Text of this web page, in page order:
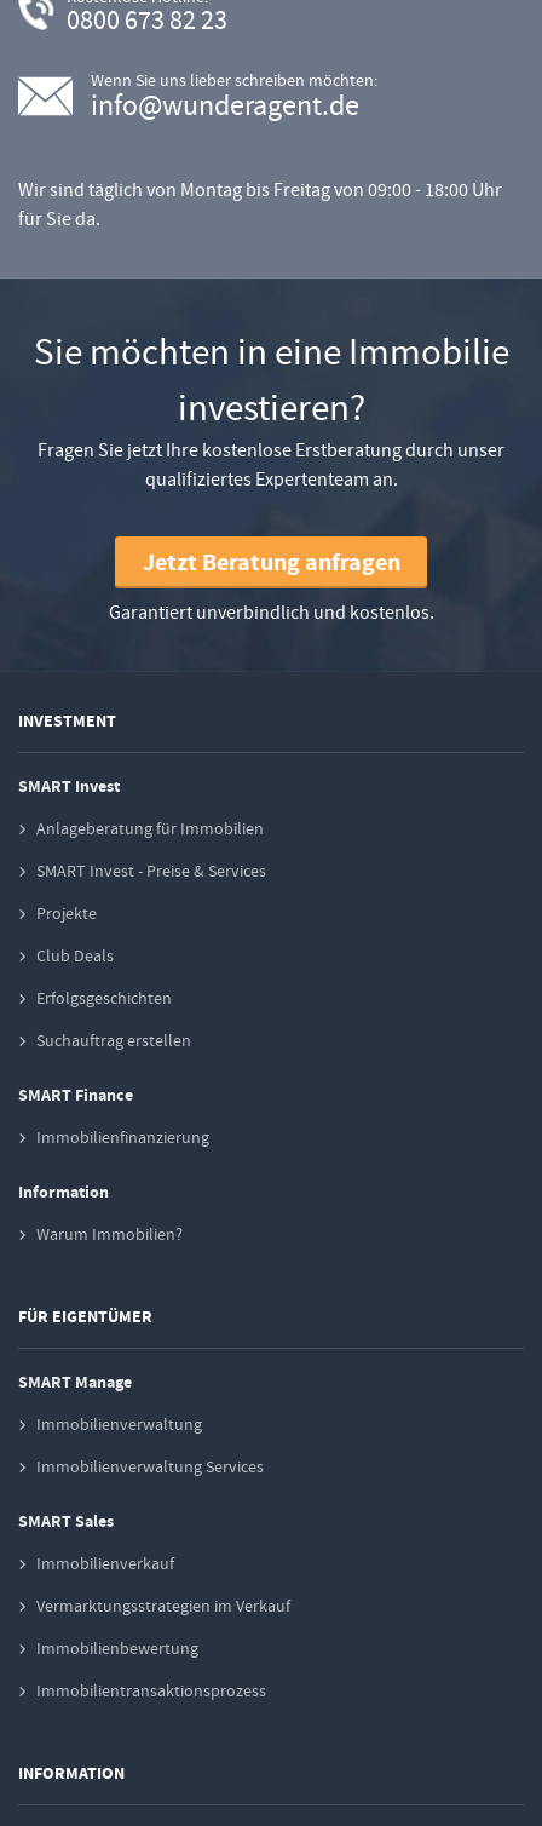
0800 673 82 23
Wenn Sie uns lieber schreiben möchten:
info@wunderagent.de
Wir sind täglich von Montag bis Freitag von 09:00 - 18:00 Uhr
für Sie da.
Sie möchten in eine Immobilie
investieren?
Fragen Sie jetzt Ihre kostenlose Erstberatung durch unser
qualifiziertes Expertenteam an.
Jetzt Beratung anfragen
Garantiert unverbindlich und kostenlos.
INVESTMENT
SMART Invest
Anlageberatung für Immobilien
SMART Invest - Preise & Services
Projekte
Club Deals
Erfolgsgeschichten
Suchauftrag erstellen
SMART Finance
Immobilienfinanzierung
Information
Warum Immobilien?
FÜR EIGENTÜMER
SMART Manage
Immobilienverwaltung
Immobilienverwaltung Services
SMART Sales
Immobilienverkauf
Vermarktungsstrategien im Verkauf
Immobilienbewertung
Immobilientransaktionsprozess
INFORMATION